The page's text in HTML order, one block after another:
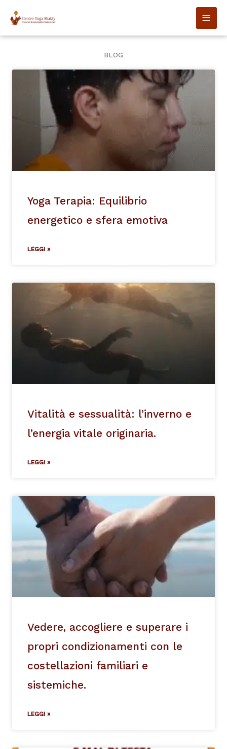
BLOG
Yoga Terapia: Equilibrio
energetico e sfera emotiva
LEGGI »
Vitalità e sessualità: l’inverno e
l’energia vitale originaria.
LEGGI »
Vedere, accogliere e superare i
propri condizionamenti con le
costellazioni familiari e
sistemiche.
LEGGI »
PagePage